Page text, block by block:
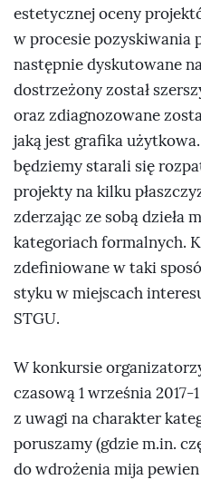
estetycznej oceny
w procesie pozyskiwania
następnie dyskutowane
dostrzeżony został
oraz zdiagnozowane
jaką jest grafika
będziemy starali się
projekty na kilku
zderzając ze sobą dzieła
kategoriach formalnych.
zdefiniowane w taki
styku w miejscach
STGU.
W konkursie
czasową 1 września 2017-
z uwagi na charakter
poruszamy (gdzie m.in.
do wdrożenia mija